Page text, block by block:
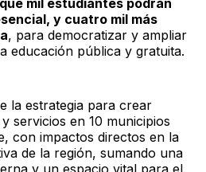
y cuatro mil más
, para democratizar y ampliar
educación pública y gratuita.
la estrategia para crear
servicios en 10 municipios
con impactos directos en la
de la región, sumando una
y un espacio vital para el